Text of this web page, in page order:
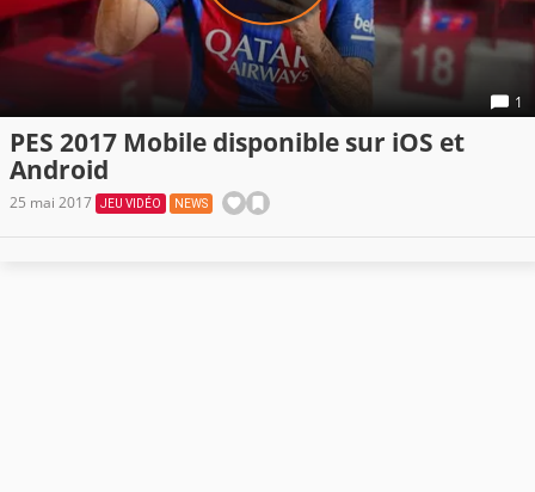
1
PES 2017 Mobile disponible sur iOS et
Android
25 mai 2017 JEU VIDÉO NEWS